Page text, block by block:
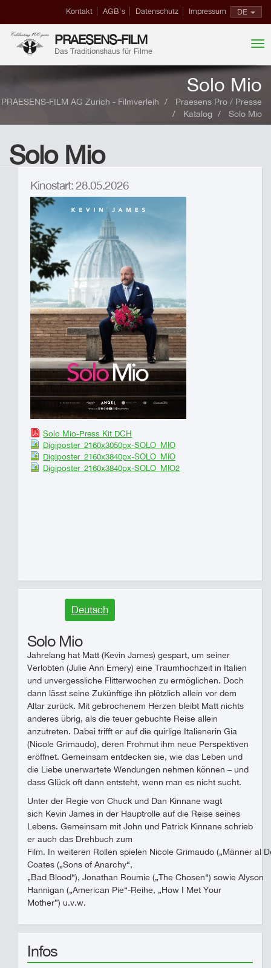
DE
Kontakt AGB's Datenschutz Impressum
PRAESENS-FILM
Das Traditionshaus für Filme
Solo Mio
PRAESENS-FILM AG Zürich - Filmverleih
Praesens Pro / Presse
Katalog
Solo Mio
Solo Mio
Kinostart: 28.05.2026
Solo Mio-Press Kit DCH
Digiposter_2160x3050px-SOLO_MIO
Digiposter_2160x3840px-SOLO_MIO
Digiposter_2160x3840px-SOLO_MIO2
Deutsch
Solo Mio
Jahrelang hat Matt (Kevin James) gespart, um seiner
Verlobten (Julie Ann Emery) eine Traumhochzeit in Italien
und unvergessliche Flitterwochen zu ermöglichen. Doch
dann lässt seine Zukünftige ihn plötzlich allein vor dem
Altar zurück. Mit gebrochenem Herzen bleibt Matt nichts
anderes übrig, als die teuer gebuchte Reise allein
anzutreten. Dabei trifft er auf die quirlige Italienerin Gia
(Nicole Grimaudo), deren Frohmut ihm neue Perspektiven
eröffnet. Gemeinsam entdecken sie, wie das Leben und
die Liebe unerwartete Wendungen nehmen können – und
dass Glück oft dann entsteht, wenn man es nicht sucht.
Unter der Regie von Chuck und Dan Kinnane wagt
sich Kevin James in der Hauptrolle auf die Reise seines
Lebens. Gemeinsam mit John und Patrick Kinnane schrieb
er auch das Drehbuch zum
Film. In weiteren Rollen spielen Nicole Grimaudo („Männer al
Coates („Sons of Anarchy“,
„Bad Blood“), Jonathan Roumie („The Chosen“) sowie Alyson
Hannigan („American Pie“-Reihe, „How I Met Your
Mother”) u.v.w.
Infos